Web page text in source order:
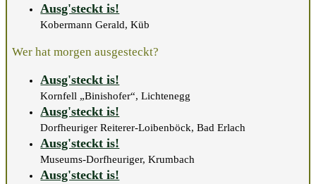
Ausg'steckt is!
Kobermann Gerald, Küb
Wer hat morgen ausgesteckt?
Ausg'steckt is!
Kornfell „Binishofer“, Lichtenegg
Ausg'steckt is!
Dorfheuriger Reiterer-Loibenböck, Bad Erlach
Ausg'steckt is!
Museums-Dorfheuriger, Krumbach
Ausg'steckt is!